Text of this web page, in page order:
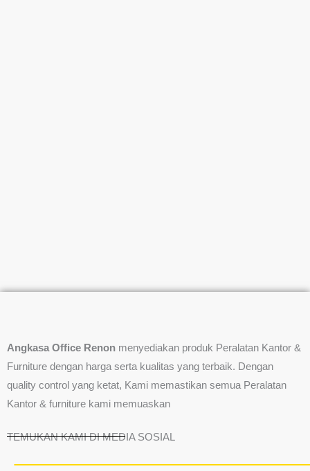
Angkasa Office Renon menyediakan produk Peralatan Kantor &
Furniture dengan harga serta kualitas yang terbaik. Dengan
quality control yang ketat, Kami memastikan semua Peralatan
Kantor & furniture kami memuaskan
TEMUKAN KAMI DI MEDIA SOSIAL